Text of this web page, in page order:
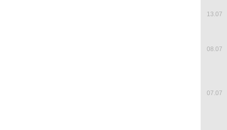
13.07
08.07
07.07